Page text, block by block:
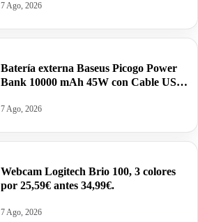
7 Ago, 2026
Batería externa Baseus Picogo Power
Bank 10000 mAh 45W con Cable USB-
7 Ago, 2026
Webcam Logitech Brio 100, 3 colores
por 25,59€ antes 34,99€.
7 Ago, 2026